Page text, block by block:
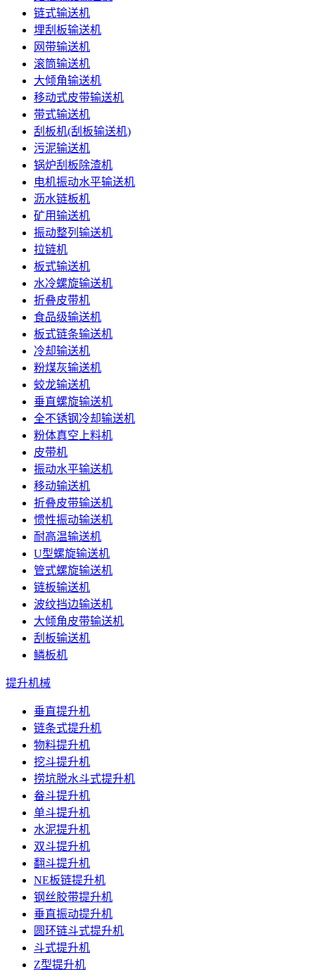
链式输送机
埋刮板输送机
网带输送机
滚筒输送机
大倾角输送机
移动式皮带输送机
带式输送机
刮板机(刮板输送机)
污泥输送机
锅炉刮板除渣机
电机振动水平输送机
沥水链板机
矿用输送机
振动整列输送机
拉链机
板式输送机
水冷螺旋输送机
折叠皮带机
食品级输送机
板式链条输送机
冷却输送机
粉煤灰输送机
蛟龙输送机
垂直螺旋输送机
全不锈钢冷却输送机
粉体真空上料机
皮带机
振动水平输送机
移动输送机
折叠皮带输送机
惯性振动输送机
耐高温输送机
U型螺旋输送机
管式螺旋输送机
链板输送机
波纹挡边输送机
大倾角皮带输送机
刮板输送机
鳞板机
提升机械
垂直提升机
链条式提升机
物料提升机
挖斗提升机
捞坑脱水斗式提升机
畚斗提升机
单斗提升机
水泥提升机
双斗提升机
翻斗提升机
NE板链提升机
钢丝胶带提升机
垂直振动提升机
圆环链斗式提升机
斗式提升机
Z型提升机